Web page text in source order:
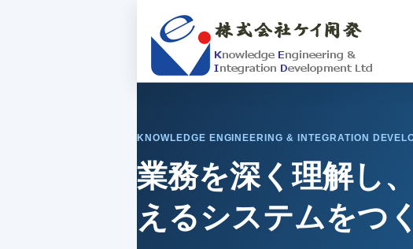
KNOWLEDGE ENGINEERING & INTEGRATION
業務を深く理解し
えるシステムをつ